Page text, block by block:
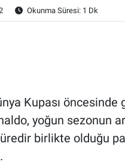
Okunma Süresi: 1 Dk
Kupası
yoğun sezonun
birlikte olduğu